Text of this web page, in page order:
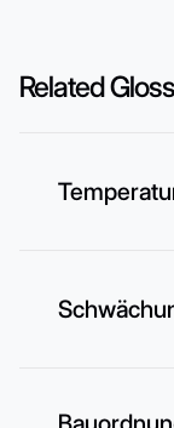
Related